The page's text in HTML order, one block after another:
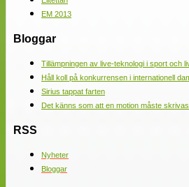
EM 2013
Bloggar
Tillämpningen av live-teknologi i sport och
Håll koll på konkurrensen i internationell
Sirius tappat farten
Det känns som att en motion måste skrivas
RSS
Nyheter
Bloggar